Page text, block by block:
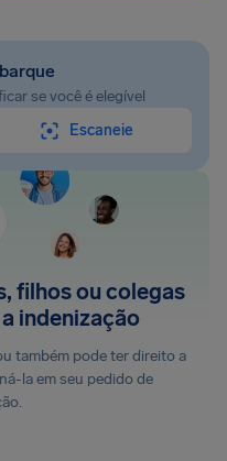
se você é elegível
Escaneie
filhos ou colegas
indenização
também pode ter direito a
la em seu pedido de